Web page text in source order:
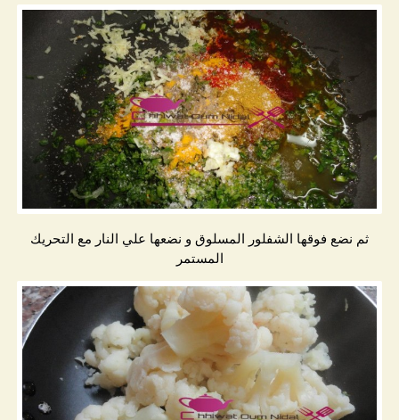
ثم نضع فوقها الشفلور المسلوق و نضعها علي النار مع التحريك
المستمر